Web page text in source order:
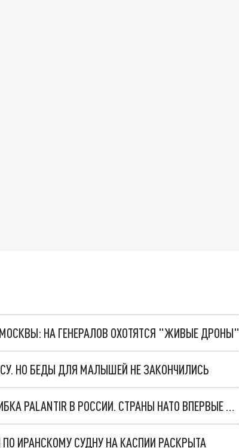
НА ГЕНЕРАЛОВ ОХОТЯТСЯ "ЖИВЫЕ ДРОНЫ"
НО БЕДЫ ДЛЯ МАЛЫШЕЙ НЕ ЗАКОНЧИЛИСЬ
"ОЧЕНЬ ПЛОХИЕ НОВОСТИ": БОЛЬШАЯ ОШИБКА PALANTIR В РОССИИ. СТРАНЫ НАТО ВПЕРВЫЕ ЗА СВО ОСТАНОВИЛИ ПОСТАВКИ ОРУЖИЯ. ВСУ ТЕРЯЮТ ПРИГРАНИЧЬЕ?
ИРАНСКОМУ СУДНУ НА КАСПИИ РАСКРЫТА